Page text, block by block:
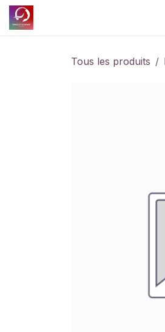
Se rendre au contenu
Tous les produits